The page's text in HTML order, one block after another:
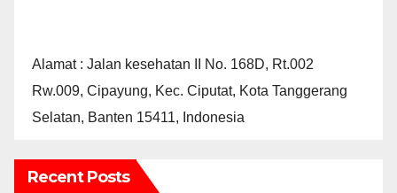
Alamat : Jalan kesehatan II No. 168D, Rt.002
Rw.009, Cipayung, Kec. Ciputat, Kota Tanggerang
Selatan, Banten 15411, Indonesia
Recent Posts